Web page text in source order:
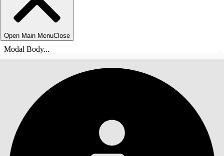
Open Main MenuClose
Modal Body...
ÍNDICE DE MATERIAS